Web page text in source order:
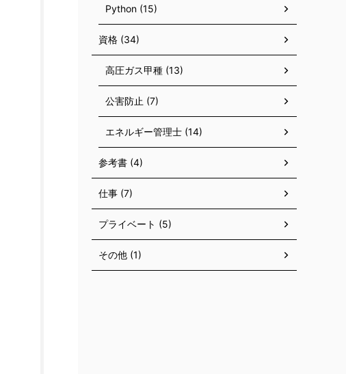
Python (15)
資格 (34)
高圧ガス甲種 (13)
公害防止 (7)
エネルギー管理士 (14)
参考書 (4)
仕事 (7)
プライベート (5)
その他 (1)